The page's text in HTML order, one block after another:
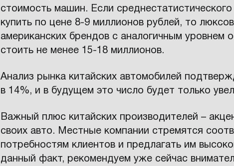
стоимость машин. Если
купить по цене 8-9 миллионов рублей, то
американских брендов с аналогичным уровнем
стоить не менее 15-18 миллионов.
Анализ рынка китайских автомобилей
в 14%, и в будущем это число будет только
Важный плюс китайских производителей –
своих авто. Местные компании стремятся
потребностям клиентов и предлагать им
данный факт, рекомендуем уже сейчас